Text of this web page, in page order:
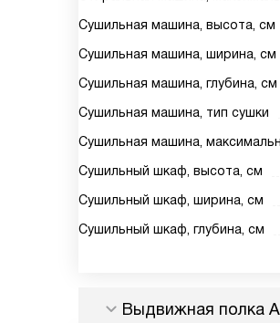
Сушильная машина, высота, см
Сушильная машина, ширина, см
Сушильная машина, глубина, см
Сушильная машина, тип сушки
Сушильная машина,
Сушильный шкаф, высота, см
Сушильный шкаф, ширина, см
Сушильный шкаф, глубина, см
Выдвижная полка